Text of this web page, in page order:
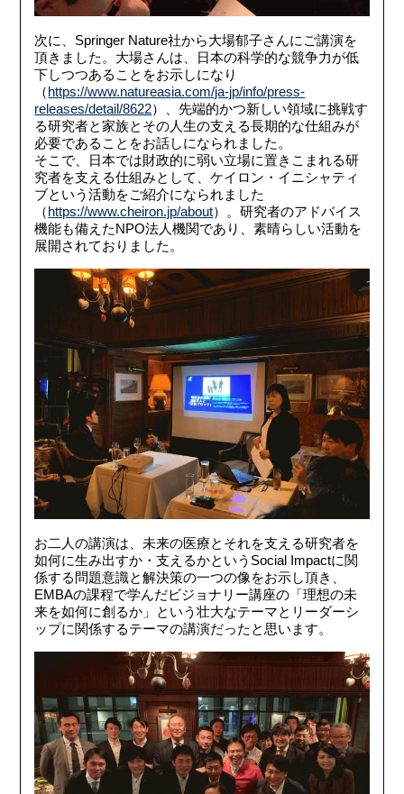
次に、Springer Nature社から大場郁子さんにご講演を
頂きました。大場さんは、日本の科学的な競争力が低
下しつつあることをお示しになり
（ https://www.natureasia.com/ja-jp/info/press-
releases/detail/8622）、先端的かつ新しい領域に挑戦す
る研究者と家族とその人生の支える長期的な仕組みが
必要であることをお話しになられました。
そこで、日本では財政的に弱い立場に置きこまれる研
究者を支える仕組みとして、ケイロン・イニシャティ
ブという活動をご紹介になられました
（ https://www.cheiron.jp/about）。研究者のアドバイス
機能も備えたNPO法人機関であり、素晴らしい活動を
展開されておりました。
お二人の講演は、未来の医療とそれを支える研究者を
如何に生み出すか・支えるかというSocial Impactに関
係する問題意識と解決策の一つの像をお示し頂き、
EMBAの課程で学んだビジョナリー講座の「理想の未
来を如何に創るか」という壮大なテーマとリーダーシ
ップに関係するテーマの講演だったと思います。